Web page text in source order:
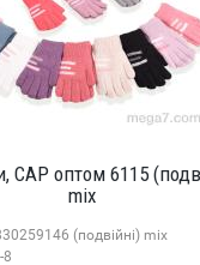
CAP оптом 6115
mix
(подвійні) mix
8